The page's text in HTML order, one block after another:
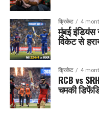
क्रिकेट 4
मुंबई
विकेट से
क्रिकेट 4
RCB vs
चमकी